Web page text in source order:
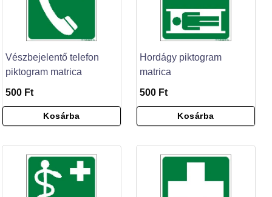
Vészbejelentő telefon
piktogram matrica
500 Ft
Kosárba
Hordágy piktogram
matrica
500 Ft
Kosárba